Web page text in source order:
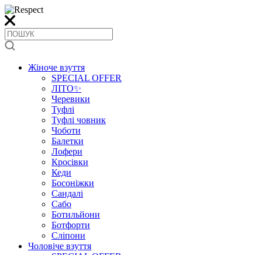
Жіноче взуття
SPECIAL OFFER
ЛІТО✨
Черевики
Туфлі
Туфлі човник
Чоботи
Балетки
Лофери
Кросівки
Кеди
Босоніжки
Сандалі
Сабо
Ботильйони
Ботфорти
Сліпони
Чоловіче взуття